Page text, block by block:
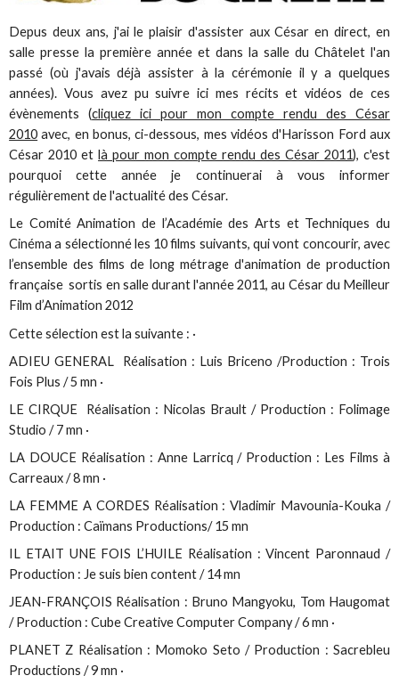
Depus deux ans, j'ai le plaisir d'assister aux César en direct, en
salle presse la première année et dans la salle du Châtelet l'an
passé (où j'avais déjà assister à la cérémonie il y a quelques
années). Vous avez pu suivre ici mes récits et vidéos de ces
évènements (cliquez ici pour mon compte rendu des César
2010 avec, en bonus, ci-dessous, mes vidéos d'Harisson Ford aux
César 2010 etlà pour mon compte rendu des César 2011), c'est
pourquoi cette année je continuerai à vous informer
régulièrement de l'actualité des César.
Le Comité Animation de l’Académie des Arts et Techniques du
Cinéma a sélectionné les 10 films suivants, qui vont concourir, avec
l’ensemble des films de long métrage d'animation de production
française sortis en salle durant l'année 2011, au César du Meilleur
Film d’Animation 2012
Cette sélection est la suivante : ·
ADIEU GENERAL Réalisation : Luis Briceno /Production : Trois
Fois Plus / 5 mn ·
LE CIRQUE Réalisation : Nicolas Brault / Production : Folimage
Studio / 7 mn ·
LA DOUCE Réalisation : Anne Larricq / Production : Les Films à
Carreaux / 8 mn ·
LA FEMME A CORDES Réalisation : Vladimir Mavounia-Kouka /
Production : Caïmans Productions/ 15 mn
IL ETAIT UNE FOIS L’HUILE Réalisation : Vincent Paronnaud /
Production : Je suis bien content / 14 mn
JEAN-FRANÇOIS Réalisation : Bruno Mangyoku, Tom Haugomat
/ Production : Cube Creative Computer Company / 6 mn ·
PLANET Z Réalisation : Momoko Seto / Production : Sacrebleu
Productions / 9 mn ·